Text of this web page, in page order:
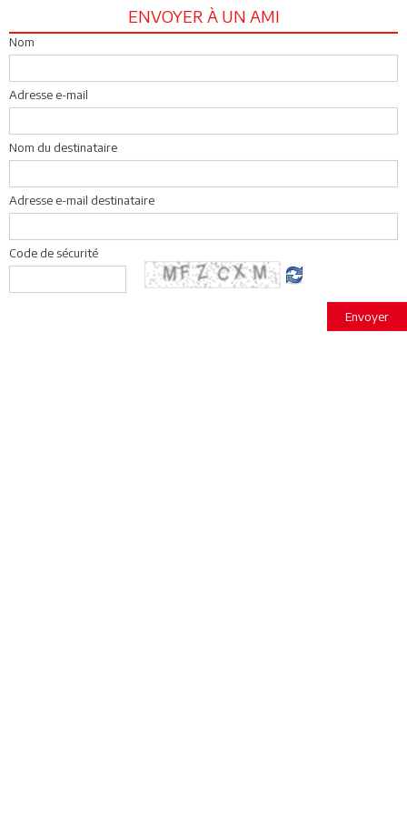
ENVOYER À UN AMI
Nom
Adresse e-mail
Nom du destinataire
Adresse e-mail destinataire
Code de sécurité
Envoyer